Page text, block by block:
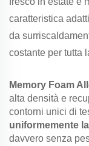
caratteristica
da
costante per tutta
Memory Foam
alta densità e
contorni unici di
uniformemente
davvero senza